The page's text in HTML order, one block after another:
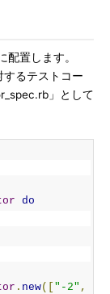
置します。
るテストコー
」として
do
. new([ "-2" ,